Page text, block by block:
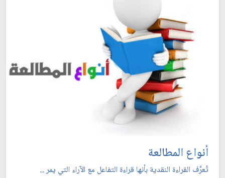
أنواع المطالعة
تُعرَّف القراءة النقدية بأنها قراءة التفاعل مع الآراء التي يمر ...